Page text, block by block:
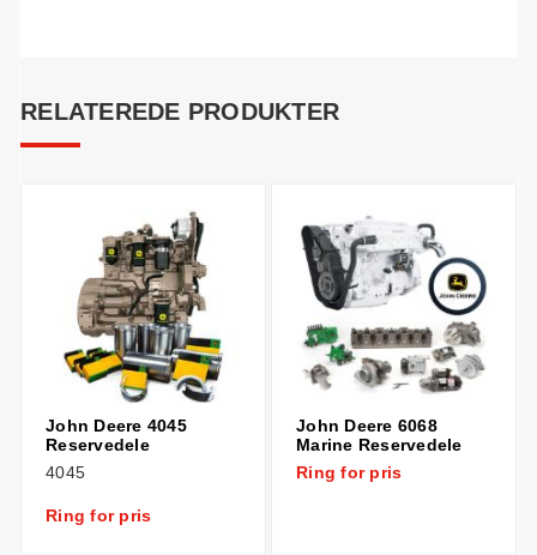
RELATEREDE PRODUKTER
John Deere 4045
Reservedele
4045
Ring for pris
John Deere 6068
Marine Reservedele
Ring for pris